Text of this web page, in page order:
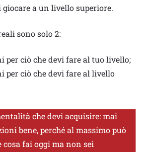
giocare a un livello superiore.
sono solo 2:
per ciò che devi fare al tuo livello;
per ciò che devi fare al livello
che devi acquisire: mai
bene, perché al massimo può
fai oggi ma non sei